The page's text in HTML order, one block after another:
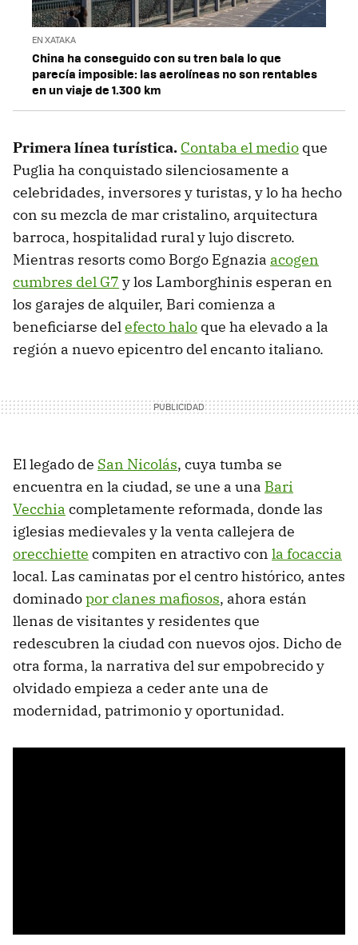
EN XATAKA
China ha conseguido con su tren bala lo que
parecía imposible: las aerolíneas no son rentables
en un viaje de 1.300 km
Primera línea turística. Contaba el medio que
Puglia ha conquistado silenciosamente a
celebridades, inversores y turistas, y lo ha hecho
con su mezcla de mar cristalino, arquitectura
barroca, hospitalidad rural y lujo discreto.
Mientras resorts como Borgo Egnazia acogen
cumbres del G7 y los Lamborghinis esperan en
los garajes de alquiler, Bari comienza a
beneficiarse delefecto halo que ha elevado a la
región a nuevo epicentro del encanto italiano.
El legado de San Nicolás, cuya tumba se
encuentra en la ciudad, se une a una Bari
Vecchia completamente reformada, donde las
iglesias medievales y la venta callejera de
orecchiette compiten en atractivo con la focaccia
local. Las caminatas por el centro histórico, antes
dominadopor clanes mafiosos, ahora están
llenas de visitantes y residentes que
redescubren la ciudad con nuevos ojos. Dicho de
otra forma, la narrativa del sur empobrecido y
olvidado empieza a ceder ante una de
modernidad, patrimonio y oportunidad.